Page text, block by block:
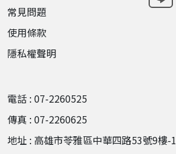
常見問題
使用條款
隱私權聲明
電話 : 07-2260525
傳真 : 07-2260625
地址 : 高雄市苓雅區中華四路53號9樓-1